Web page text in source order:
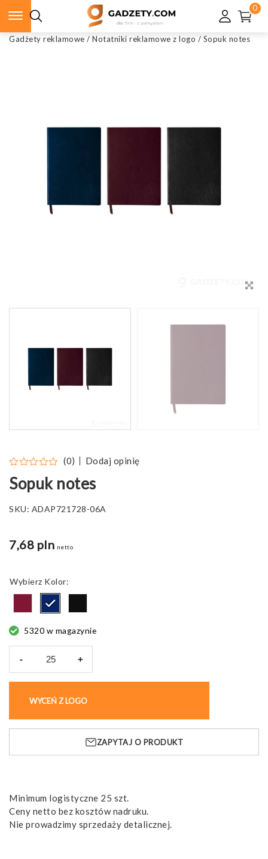
0
Gadżety reklamowe / Notatniki reklamowe z logo / Sopuk notes
(0) Dodaj opinię
Sopuk notes
SKU: ADAP721728-06A
7,68 pln netto
Kolor
5320 w magazynie
- +
WYCEŃ Z LOGO
ZAPYTAJ O PRODUKT
Minimum logistyczne 25 szt.
Ceny netto bez kosztów nadruku.
Nie prowadzimy sprzedaży detalicznej.